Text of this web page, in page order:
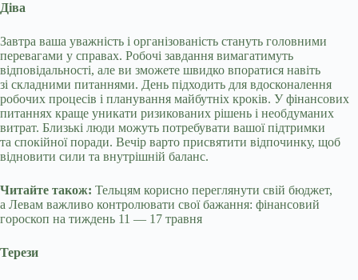
Діва
Завтра ваша уважність і організованість стануть головними
перевагами у справах. Робочі завдання вимагатимуть
відповідальності, але ви зможете швидко впоратися навіть
зі складними питаннями. День підходить для вдосконалення
робочих процесів і планування майбутніх кроків. У фінансових
питаннях краще уникати ризикованих рішень і необдуманих
витрат. Близькі люди можуть потребувати вашої підтримки
та спокійної поради. Вечір варто присвятити відпочинку, щоб
відновити сили та внутрішній баланс.
Читайте також: Тельцям корисно переглянути свій бюджет,
а Левам важливо контролювати свої бажання: фінансовий
гороскоп на тиждень 11 — 17 травня
Терези